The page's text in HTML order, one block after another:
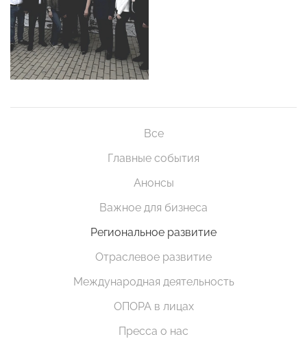
Все
Главные события
Анонсы
Важное для бизнеса
Региональное развитие
Отраслевое развитие
Международная деятельность
ОПОРА в лицах
Пресса о нас